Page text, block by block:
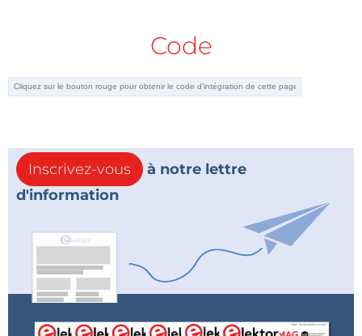
Code
Inscrivez-vous
à notre lettre
d'information